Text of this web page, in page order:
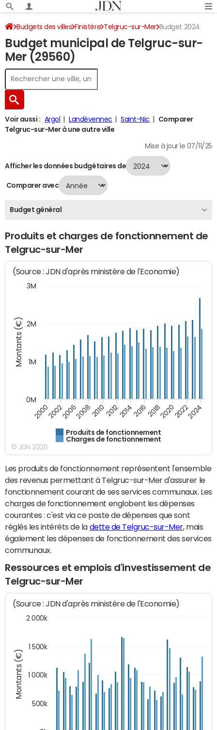
Budgets des villes Finistère Telgruc-sur-Mer Budget 2024
Budget municipal de Telgruc-sur-
Mer (29560)
Voir aussi : Argol Landévennec Saint-Nic
Comparer
Telgruc-sur-Mer à une autre ville
Mise à jour le 07/11/25
Afficher les données budgétaires de
Comparer avec
Budget général
Produits et charges de fonctionnement de
Telgruc-sur-Mer
Montants (€)
(Source : JDN d'après ministère de l'Economie)
Produits de fonctionnement
Charges de fonctionnement
200020022006200820102012201420162018202020222024
0M
1M
2M
3M
© JDN 2026
Les produits de fonctionnement représentent l'ensemble
des revenus permettant à Telgruc-sur-Mer d'assurer le
fonctionnement courant de ses services communaux. Les
charges de fonctionnement englobent les dépenses
courantes : c'est via ce poste de dépenses que sont
réglés les intérêts de la dette de Telgruc-sur-Mer, mais
également les dépenses de fonctionnement des services
communaux.
Ressources et emplois d'investissement de
Telgruc-sur-Mer
Montants (€)
(Source : JDN d'après ministère de l'Economie)
500k
1 000k
1 500k
2 000k